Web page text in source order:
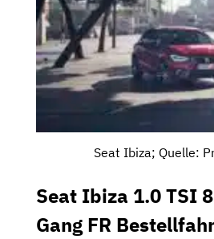
Seat Ibiza; Quelle:
Seat Ibiza 1.0 TSI
Gang FR